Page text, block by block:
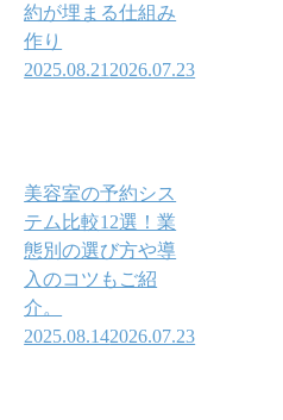
約が埋まる仕組み
作り
2025.08.21 2026.07.23
美容室の予約シス
テム比較12選！業
態別の選び方や導
入のコツもご紹
介。
2025.08.142026.07.23